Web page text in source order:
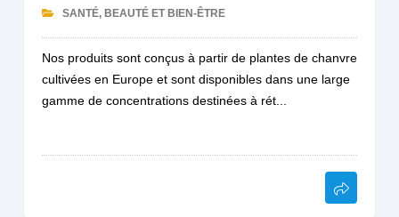
SANTÉ, BEAUTÉ ET BIEN-ÊTRE
Nos produits sont conçus à partir de plantes de chanvre
cultivées en Europe et sont disponibles dans une large
gamme de concentrations destinées à rét...